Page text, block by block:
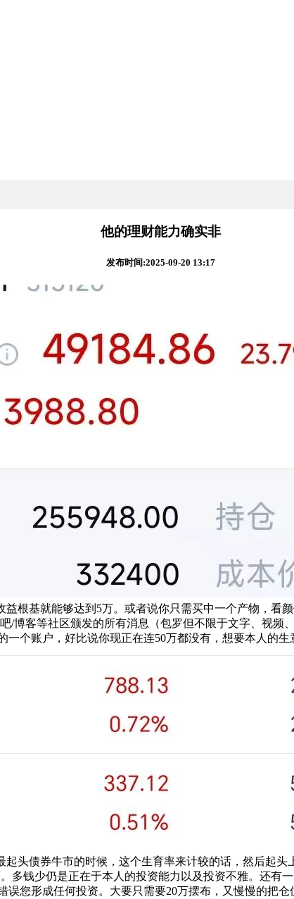
他的理财能力确实非
发布时间:2025-09-20 13:17
根基就能够达到5万。或者说你只需买中一个产物，看
/博客等社区颁发的所有消息（包罗但不限于文字、视频
个账户，好比说你现正在连50万都没有，想要本人的生
头债券牛市的时候，这个生育率来计较的话，然后起
多钱少仍是正在于本人的投资能力以及投资不雅。还有
误您形成任何投资。大要只需要20万摆布，又慢慢的把